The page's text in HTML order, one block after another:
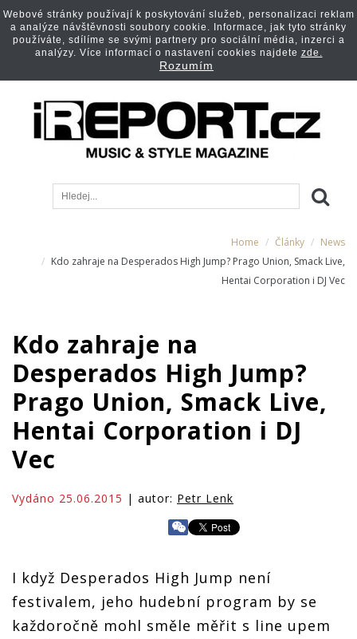
Home Články
News
Kdo zahraje na Desperados High Jump? Prago Union, Smack Live,
Hentai Corporation i DJ Vec
Kdo zahraje na
Desperados High Jump?
Prago Union, Smack Live,
Hentai Corporation i DJ
Vec
Vydáno 25.06.2015 | autor: Petr Lenk
I když Desperados High Jump není
festivalem, jeho hudební program by se
každoročně mohl směle měřit s line upem
Webové stránky používají k poskytování služeb, personalizaci reklam
a analýze návštěvnosti soubory cookie. Informace, jak tyto stránky
používáte, sdílíme se svými partnery pro sociální média, inzerci a
analýzy. Více informací o nastavení cookies najdete zde.
Rozumím